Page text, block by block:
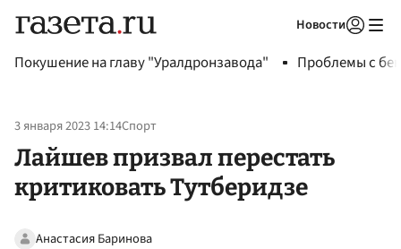
Новости
Покушение на главу "Уралдронзавода" Проблемы с
3 января 2023 14:14Спорт
Лайшев призвал перестать
критиковать Тутберидзе
Анастасия Баринова